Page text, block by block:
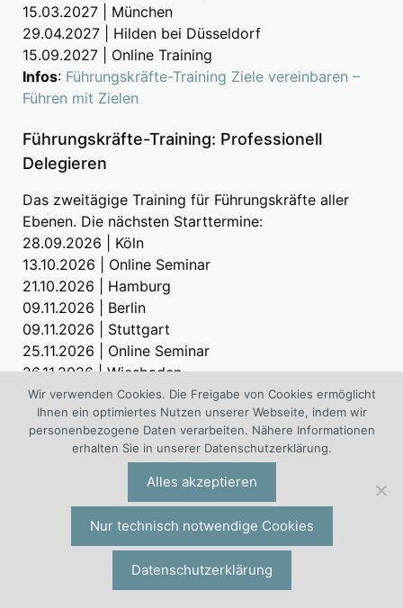
15.03.2027 | München
29.04.2027 | Hilden bei Düsseldorf
15.09.2027 | Online Training
Infos: Führungskräfte-Training Ziele vereinbaren –
Führen mit Zielen
Führungskräfte-Training: Professionell
Delegieren
Das zweitägige Training für Führungskräfte aller
Ebenen. Die nächsten Starttermine:
28.09.2026 | Köln
13.10.2026 | Online Seminar
21.10.2026 | Hamburg
09.11.2026 | Berlin
09.11.2026 | Stuttgart
25.11.2026 | Online Seminar
26.11.2026 | Wiesbaden
07.12.2026 | München
26.01.2027 | Hamburg
04.02.2027 | Stuttgart
17.02.2027 | Berlin
01.03.2027 | München/Eching
09.03.2027 | Online Seminar
18.03.2027 | Hamburg
Führungskräfte-Seminar Delegieren
Wir verwenden Cookies. Die Freigabe von Cookies ermöglicht
Ihnen ein optimiertes Nutzen unserer Webseite, indem wir
personenbezogene Daten verarbeiten. Nähere Informationen
erhalten Sie in unserer Datenschutzerklärung.
Alles akzeptieren
Nur technisch notwendige Cookies
Datenschutzerklärung